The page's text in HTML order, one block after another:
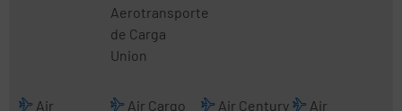
Aerotransporte
de Carga
Union
Air
Air Cargo
Air Century
Air